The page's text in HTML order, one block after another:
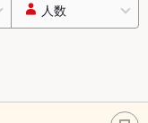
人数